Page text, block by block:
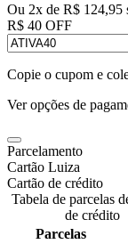
Ou 2x de R$ 124,95
R$ 40 OFF
Copie o cupom e
Ver opções de
Parcelamento
Cartão Luiza
Cartão de crédito
Tabela de parcelas
de crédito
Parcelas